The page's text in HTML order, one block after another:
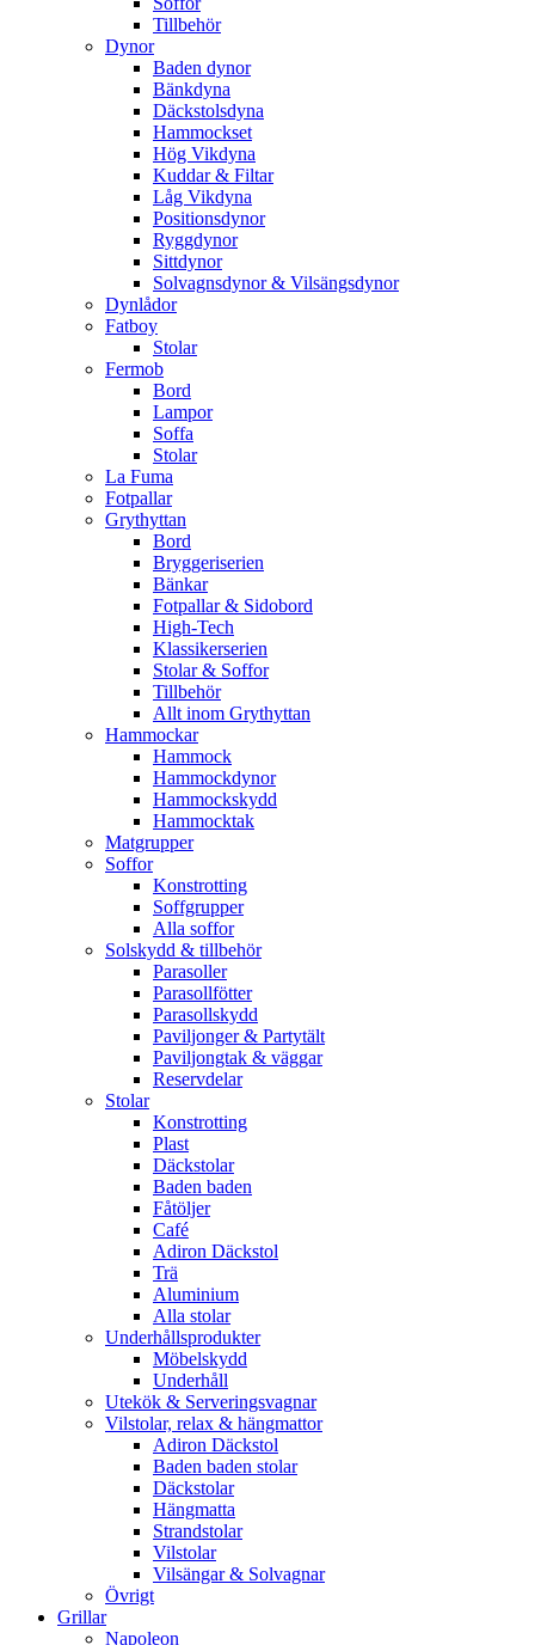
Tillbehör
Dynor
Baden dynor
Bänkdyna
Däckstolsdyna
Hammockset
Hög Vikdyna
Kuddar & Filtar
Låg Vikdyna
Positionsdynor
Ryggdynor
Sittdynor
Solvagnsdynor & Vilsängsdynor
Dynlådor
Fatboy
Stolar
Fermob
Bord
Lampor
Soffa
Stolar
La Fuma
Fotpallar
Grythyttan
Bord
Bryggeriserien
Bänkar
Fotpallar & Sidobord
High-Tech
Klassikerserien
Stolar & Soffor
Tillbehör
Allt inom Grythyttan
Hammockar
Hammock
Hammockdynor
Hammockskydd
Hammocktak
Matgrupper
Soffor
Konstrotting
Soffgrupper
Alla soffor
Solskydd & tillbehör
Parasoller
Parasollfötter
Parasollskydd
Paviljonger & Partytält
Paviljongtak & väggar
Reservdelar
Stolar
Konstrotting
Plast
Däckstolar
Baden baden
Fåtöljer
Café
Adiron Däckstol
Trä
Aluminium
Alla stolar
Underhållsprodukter
Möbelskydd
Underhåll
Utekök & Serveringsvagnar
Vilstolar, relax & hängmattor
Adiron Däckstol
Baden baden stolar
Däckstolar
Hängmatta
Strandstolar
Vilstolar
Vilsängar & Solvagnar
Övrigt
Grillar
Napoleon